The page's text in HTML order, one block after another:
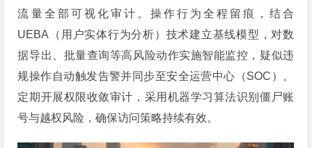
流量全部可视化审计。操作行为全程留痕，结合
UEBA（用户实体行为分析）技术建立基线模型，对数
据导出、批量查询等高风险动作实施智能监控，疑似违
规操作自动触发告警并同步至安全运营中心（SOC）。
定期开展权限收敛审计，采用机器学习算法识别僵尸账
号与越权风险，确保访问策略持续有效。